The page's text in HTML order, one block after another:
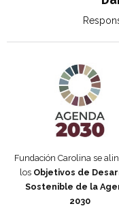
Fundación Carolina se
los Objetivos de
Sostenible de la
2030